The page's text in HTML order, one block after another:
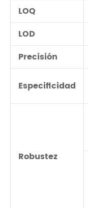
LOQ
LOD
Precisión
Especificidad
Robustez